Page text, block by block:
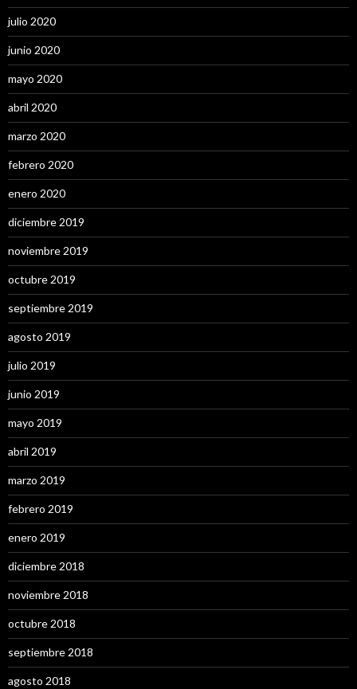
julio 2020
junio 2020
mayo 2020
abril 2020
marzo 2020
febrero 2020
enero 2020
diciembre 2019
noviembre 2019
octubre 2019
septiembre 2019
agosto 2019
julio 2019
junio 2019
mayo 2019
abril 2019
marzo 2019
febrero 2019
enero 2019
diciembre 2018
noviembre 2018
octubre 2018
septiembre 2018
agosto 2018